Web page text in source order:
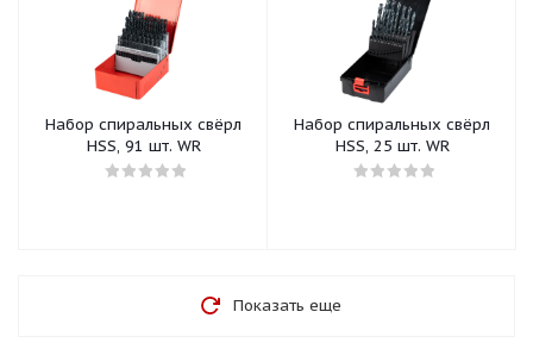
Набор спиральных свёрл
HSS, 91 шт. WR
Набор спиральных свёрл
HSS, 25 шт. WR
Показать еще